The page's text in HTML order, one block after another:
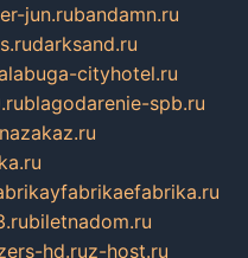
jun.rubandamn.ru
darksand.ru
cityhotel.ru
blagodarenie-spb.ru
biletnadom.ru
hd.ruz-host.ru